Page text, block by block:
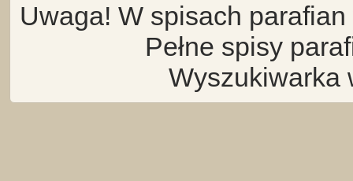
Uwaga! W spisach
Pełne spisy
Wyszukiwarka